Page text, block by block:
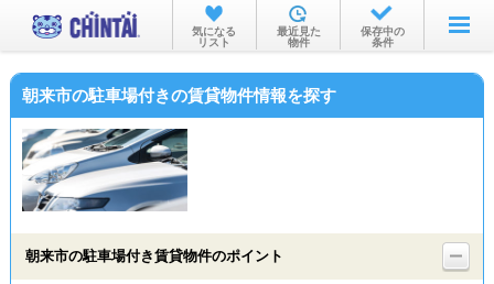
お部屋を探す
沿線・駅から
物件特集から
気になる
リスト
最近見た
物件
保存中の
条件
朝来市の駐車場付きの賃貸物件情報を探す
朝来市の駐車場付き賃貸物件のポイント